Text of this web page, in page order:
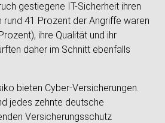
gestiegene IT-Sicherheit ihren
rund 41 Prozent der Angriffe waren
ihre Qualität und ihr
daher im Schnitt ebenfalls
bieten Cyber-Versicherungen.
jedes zehnte deutsche
Versicherungsschutz